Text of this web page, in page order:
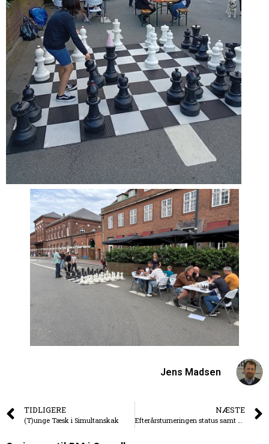
Jens Madsen
TIDLIGERE
(T)unge Tæsk i Simultanskak
NÆSTE